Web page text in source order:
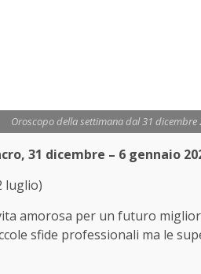
Oroscopo della settimana dal 31 dicembre
31 dicembre – 6 gennaio
luglio)
amorosa per un futuro
sfide professionali ma le